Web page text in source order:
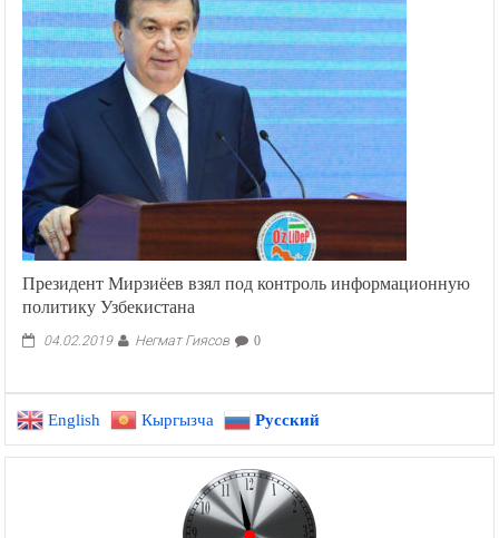
Президент Мирзиёев взял под контроль информационную
политику Узбекистана
04.02.2019 Негмат Гиясов 0
English Кыргызча Русский